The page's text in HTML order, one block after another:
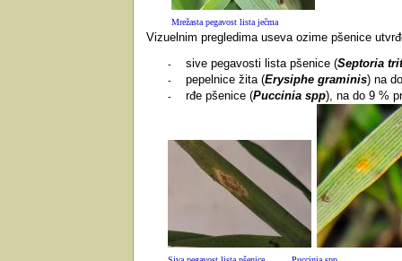
Mrežasta pegavost lista ječma
Vizuelnim pregledima useva ozime pšenice
- sive pegavosti lista pšenice (Septoria
- pepelnice žita (Erysiphe graminis) na
- rđe pšenice (Puccinia spp), na do 9 %